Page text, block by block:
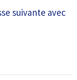
suivante avec